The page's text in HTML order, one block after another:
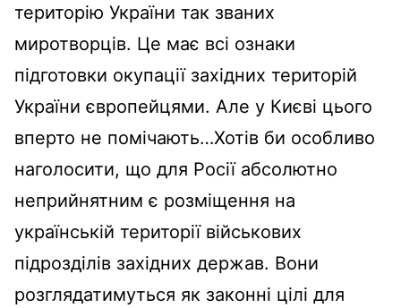
територію України так званих
миротворців. Це має всі ознаки
підготовки окупації західних територій
України європейцями. Але у Києві цього
вперто не помічають…Хотів би особливо
наголосити, що для Росії абсолютно
неприйнятним є розміщення на
українській території військових
підрозділів західних держав. Вони
розглядатимуться як законні цілі для